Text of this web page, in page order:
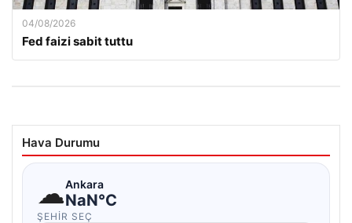
04/08/2026
Fed faizi sabit tuttu
Hava Durumu
☁Ankara
NaN°C
ŞEHIR SEÇ